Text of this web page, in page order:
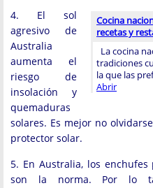
Cocina
recetas y
La cocina
tradiciones
la que las
Abrir
4. El sol
agresivo de
Australia
aumenta el
riesgo de
insolación y
quemaduras
solares. Es mejor no
protector solar.
5. En Australia, los
son la norma. Por lo